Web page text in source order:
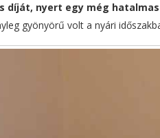
díját, nyert egy még
gyönyörű volt a nyári